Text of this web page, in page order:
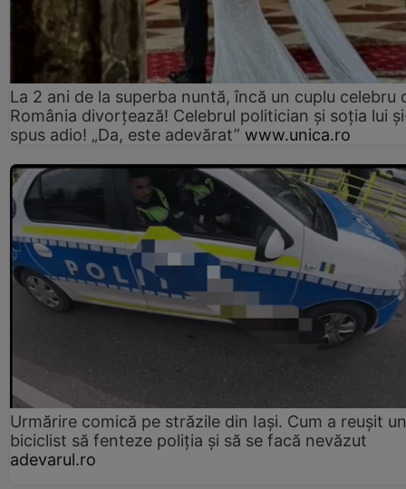
La 2 ani de la superba nuntă, încă un cuplu celebru
România divorțează! Celebrul politician și soția lui
spus adio! „Da, este adevărat” www.unica.ro
Urmărire comică pe străzile din Iași. Cum a reușit un
biciclist să fenteze poliția și să se facă nevăzut
adevarul.ro